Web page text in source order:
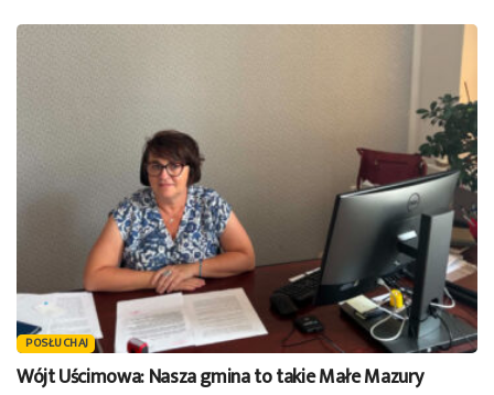
POSŁUCHAJ
Wójt Uścimowa: Nasza gmina to takie Małe Mazury